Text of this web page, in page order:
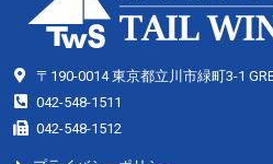
〒190-0014 東京都立川市緑町3-1
042-548-1511
042-548-1512